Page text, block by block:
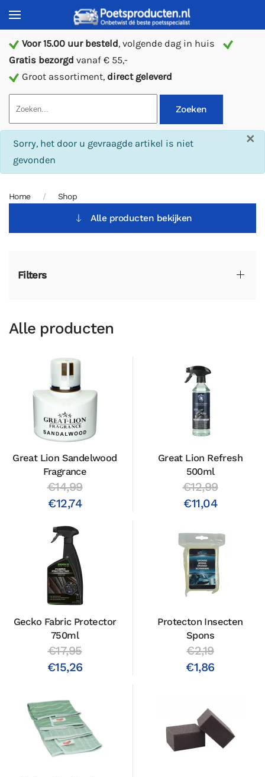
Voor 15.00 uur besteld, volgende dag in huis
Gratis bezorgd vanaf € 55,-
Groot assortiment, direct geleverd
Zoeken
×
info
Sorry, het door u gevraagde artikel is niet
gevonden
Home Shop
Alle producten bekijken
Alle producten
Great Lion Sandelwood
Fragrance
€14,99
€12,74
Great Lion Refresh
500ml
€12,99
€11,04
Gecko Fabric Protector
750ml
€17,95
€15,26
Protecton Insecten
Spons
€2,19
€1,86
Filters